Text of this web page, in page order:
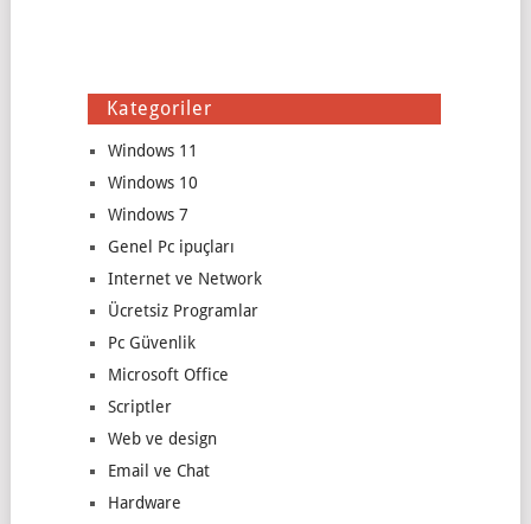
Kategoriler
Windows 11
Windows 10
Windows 7
Genel Pc ipuçları
Internet ve Network
Ücretsiz Programlar
Pc Güvenlik
Microsoft Office
Scriptler
Web ve design
Email ve Chat
Hardware